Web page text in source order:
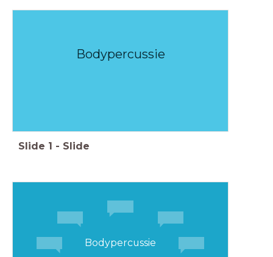
Bodypercussie
Slide 1 - Slide
Bodypercussie